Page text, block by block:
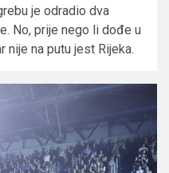
je odradio dva
No, prije nego li dođe u
nije na putu jest Rijeka.